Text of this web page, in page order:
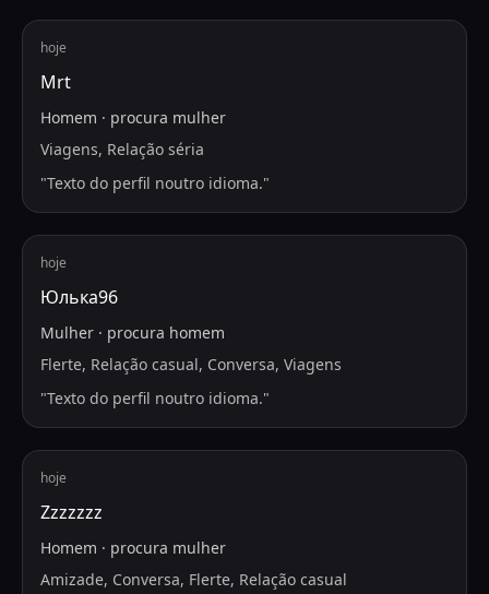
hoje
Mrt
Homem · procura mulher
Viagens, Relação séria
"Texto do perfil noutro idioma."
hoje
Юлька96
Mulher · procura homem
Flerte, Relação casual, Conversa, Viagens
"Texto do perfil noutro idioma."
hoje
Zzzzzzz
Homem · procura mulher
Amizade, Conversa, Flerte, Relação casual